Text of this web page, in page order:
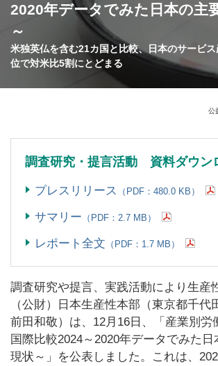
2020年データでみた日本の主
～
米独英仏を含む21カ国と比較、日本のサービ
位で対米比5割にとどまる
公
調査研究・提言活動 資料ダウン
プレスリリース （PDF：480.0 KB）
サマリー （PDF：2.7 MB）
レポート全文 （PDF：1.7 MB）
調査研究や提言、実践活動により生産
（公財）日本生産性本部（東京都千代
前田和敬）は、12月16日、「産業別労
国際比較2024～2020年データでみた
現状～」を公表しました。これは、